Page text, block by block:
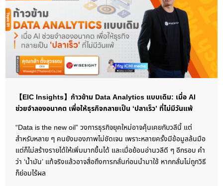
【EIC Insights】ก้าวข้าม Data Analytics แบบเดิม: เมื่อ AI
ช่วยจำลองอนาคต เพื่อให้ธุรกิจกลายเป็น ‘ปลาเร็ว’ ที่ไม่มีวันแพ้
“Data is the new oil” วงการธุรกิจยุคใหม่อาจคุ้นเคยกับวลีนี้ แต่
สำหรับหลาย ๆ คนยังมองภาพไม่ชัดเจน เพราะหลายครั้งมีข้อมูลล้นมือ
แต่ก็ไม่สร้างรายได้ให้เพิ่มมากขึ้นได้ และเมื่อย้อนอ่านวลีดี ๆ อีกรอบ คำ
ว่า ‘น้ำมัน’ แท้จริงแล้วอาจสื่อถึงการกลั่นก่อนนำมาใช้ หากกลั่นไม่ถูกวิธี
ก็ย่อมไร้ผล